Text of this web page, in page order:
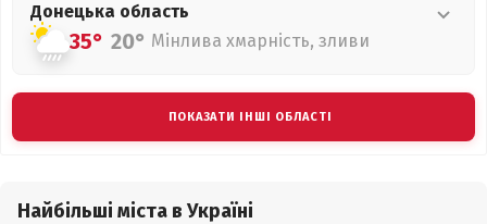
Донецька область
35° 20° Мінлива хмарність, зливи
ПОКАЗАТИ ІНШІ ОБЛАСТІ
Найбільші міста в Україні